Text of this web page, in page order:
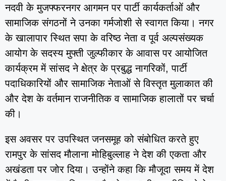
नदवी के मुजफ्फरनगर आगमन पर पार्टी कार्यकर्ताओं और
सामाजिक संगठनों ने उनका गर्मजोशी से स्वागत किया। नगर
के खालापार स्थित सपा के वरिष्ठ नेता व पूर्व अल्पसंख्यक
आयोग के सदस्य मुफ्ती जुल्फीकार के आवास पर आयोजित
कार्यक्रम में सांसद ने क्षेत्र के प्रबुद्ध नागरिकों, पार्टी
पदाधिकारियों और सामाजिक नेताओं से विस्तृत मुलाकात की
और देश के वर्तमान राजनीतिक व सामाजिक हालातों पर चर्चा
की।
इस अवसर पर उपस्थित जनसमूह को संबोधित करते हुए
रामपुर के सांसद मौलाना मोहिबुल्लाह ने देश की एकता और
अखंडता पर जोर दिया। उन्होंने कहा कि मौजूदा समय में देश